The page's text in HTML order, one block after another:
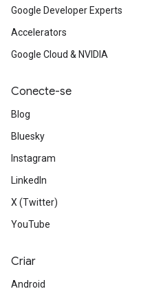
Google Developer Experts
Accelerators
Google Cloud & NVIDIA
Conecte-se
Blog
Bluesky
Instagram
LinkedIn
X (Twitter)
YouTube
Criar
Android